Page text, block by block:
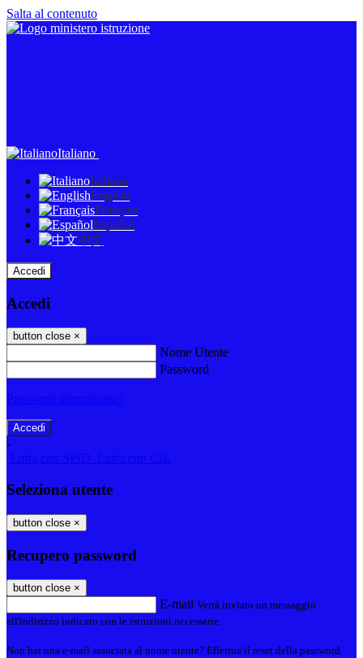
Salta al contenuto
Italiano
Italiano
English
Français
Español
中文
Accedi
Accedi
button close ×
Nome Utente
Password
-
Seleziona utente
button close ×
Recupero password
button close ×
E-mail Verrà inviato un messaggio
all'indirizzo indicato con le istruzioni necessarie.
Non hai una e-mail associata al nome utente? Effettua il reset della password